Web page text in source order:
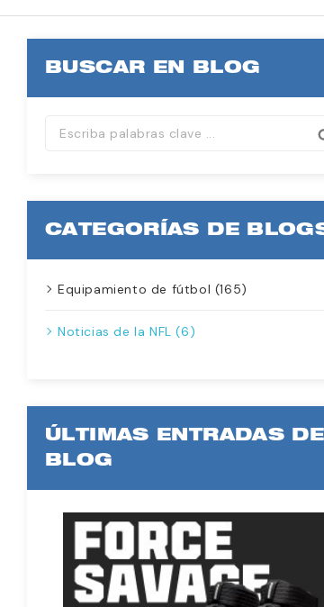
BUSCAR EN BLOG
CATEGORÍAS DE
Equipamiento de fútbol (165)
Noticias de la NFL (6)
ÚLTIMAS ENTRADAS
BLOG